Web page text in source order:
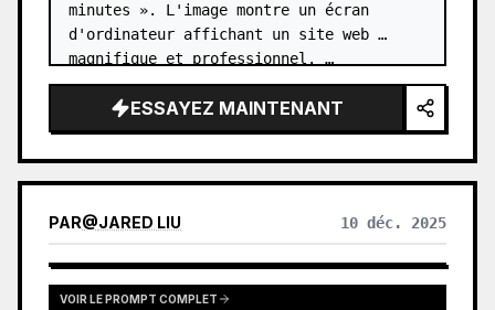
minutes ». L'image montre un écran
d'ordinateur affichant un site web
magnifique et professionnel. …
ESSAYEZ MAINTENANT
PAR@JARED LIU 10 déc. 2025
VOIR LE PROMPT COMPLET